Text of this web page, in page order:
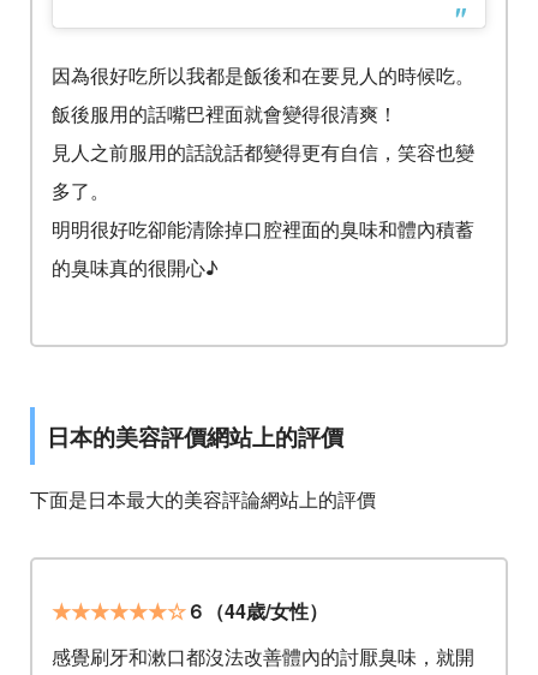
因為很好吃所以我都是飯後和在要見人的時候吃。
飯後服用的話嘴巴裡面就會變得很清爽！
見人之前服用的話說話都變得更有自信，笑容也變
多了。
明明很好吃卻能清除掉口腔裡面的臭味和體內積蓄
的臭味真的很開心♪
日本的美容評價網站上的評價
下面是日本最大的美容評論網站上的評價
★★★★★★☆６（44歳/女性）
感覺刷牙和漱口都沒法改善體內的討厭臭味，就開